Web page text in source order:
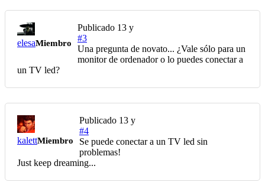
elesaMiembro
Publicado 13 y
#3
Una pregunta de novato... ¿Vale sólo para un
monitor de ordenador o lo puedes conectar a
un TV led?
kalettMiembro
Publicado 13 y
#4
Se puede conectar a un TV led sin
problemas!
Just keep dreaming...